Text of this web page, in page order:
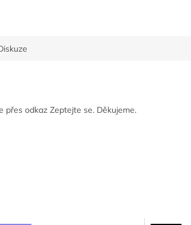
přes odkaz Zeptejte se. Děkujeme.